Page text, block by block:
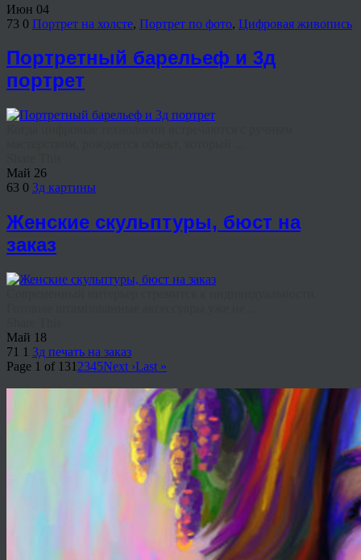
Июн 04
73 0 Портрет на холсте, Портрет по фото, Цифровая живопись
Портретный барельеф и 3д
портрет
Май 26
63 0 3д картины
Женские скульптуры, бюст на
заказ
Май 18
71 1 3д печать на заказ
Page 1 of 131 2345Next ›Last »